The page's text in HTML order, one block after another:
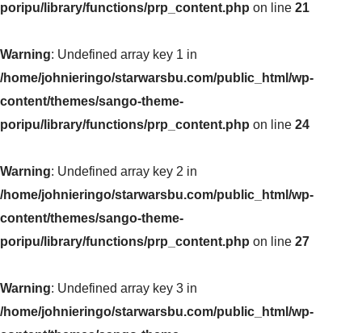
poripu/library/functions/prp_content.php on line 21
Warning: Undefined array key 1 in
/home/johnieringo/starwarsbu.com/public_html/wp-
content/themes/sango-theme-
poripu/library/functions/prp_content.php on line 24
Warning: Undefined array key 2 in
/home/johnieringo/starwarsbu.com/public_html/wp-
content/themes/sango-theme-
poripu/library/functions/prp_content.php on line 27
Warning: Undefined array key 3 in
/home/johnieringo/starwarsbu.com/public_html/wp-